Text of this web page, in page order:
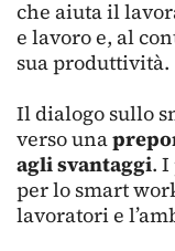
che aiuta il
e lavoro e, al
sua produttività.
Il dialogo sullo
verso una
agli svantaggi.
per lo smart
lavoratori e